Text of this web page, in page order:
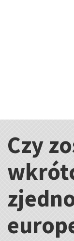
Kategorie:
Czy